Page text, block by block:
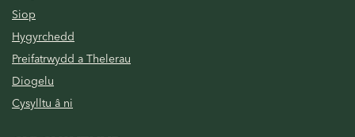
Siop
Hygyrchedd
Preifatrwydd a Thelerau
Diogelu
Cysylltu â ni